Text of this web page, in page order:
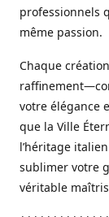
professionnels
même passion.
Chaque
votre élégance
que la Ville
l’héritage
sublimer votre
véritable